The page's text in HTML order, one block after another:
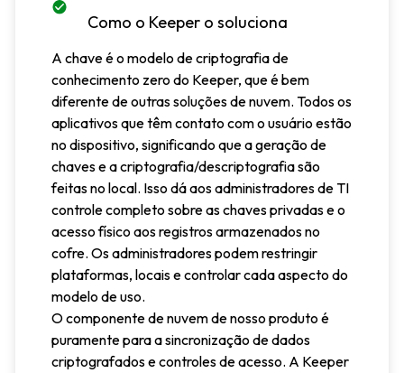
Como o Keeper o soluciona
A chave é o modelo de criptografia de
conhecimento zero do Keeper, que é bem
diferente de outras soluções de nuvem. Todos os
aplicativos que têm contato com o usuário estão
no dispositivo, significando que a geração de
chaves e a criptografia/descriptografia são
feitas no local. Isso dá aos administradores de TI
controle completo sobre as chaves privadas e o
acesso físico aos registros armazenados no
cofre. Os administradores podem restringir
plataformas, locais e controlar cada aspecto do
modelo de uso.
O componente de nuvem de nosso produto é
puramente para a sincronização de dados
criptografados e controles de acesso. A Keeper